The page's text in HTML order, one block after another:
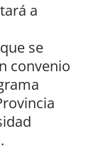
a
se
convenio